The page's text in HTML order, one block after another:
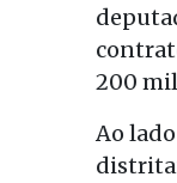
200
Ao